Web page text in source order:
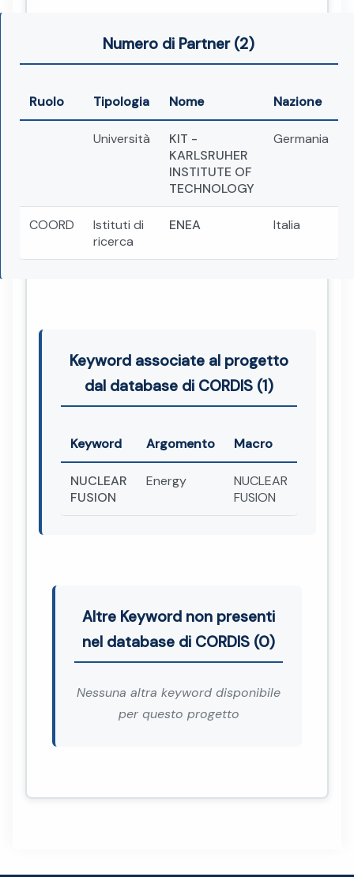
Numero di Partner (2)
Ruolo Tipologia Nome Nazione
Università
KIT -
KARLSRUHER
INSTITUTE OF
TECHNOLOGY
Germania
COORD
Istituti di
ricerca
ENEA Italia
Keyword associate al progetto
dal database di CORDIS (1)
Keyword Argomento Macro
NUCLEAR
FUSION
Energy
NUCLEAR
FUSION
Altre Keyword non presenti
nel database di CORDIS (0)
Nessuna altra keyword disponibile
per questo progetto